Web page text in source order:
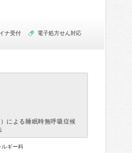
ナ受付
電子処方せん対応
による睡眠時無呼吸症候
ルギー科